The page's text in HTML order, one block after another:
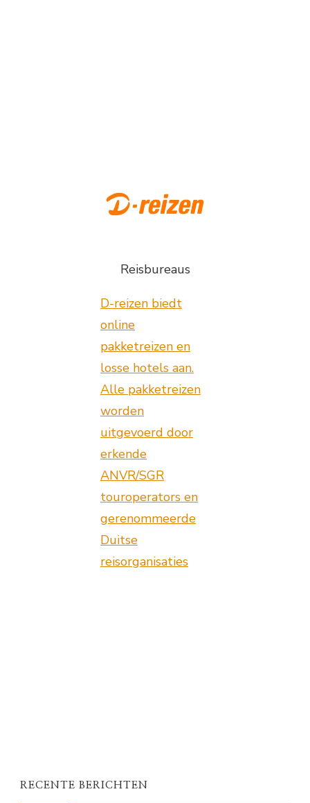
Reisbureaus
D-reizen biedt
online
pakketreizen en
losse hotels aan.
Alle pakketreizen
worden
uitgevoerd door
erkende
ANVR/SGR
touroperators en
gerenommeerde
Duitse
reisorganisaties
RECENTE BERICHTEN